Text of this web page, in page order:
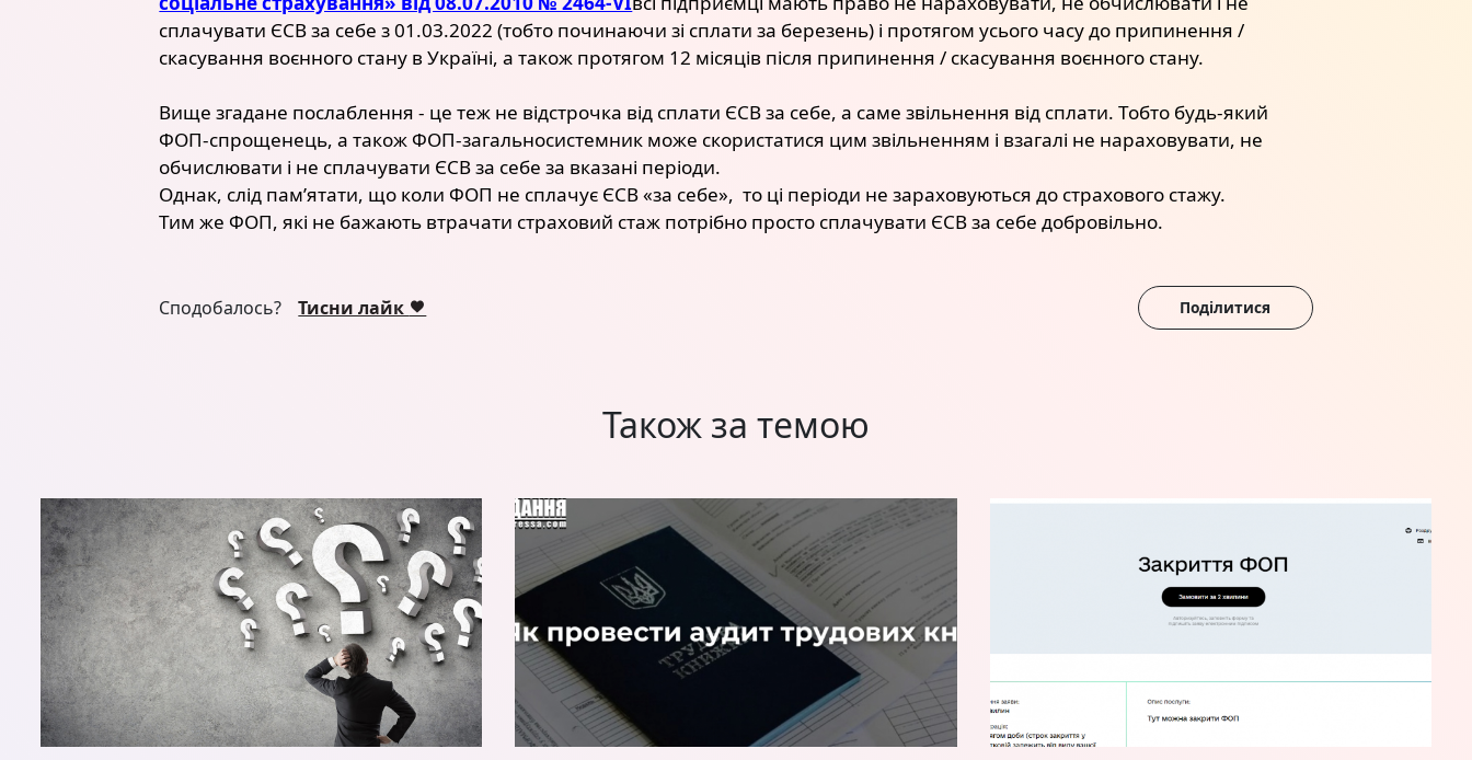
сплачувати ЄСВ за себе з 01.03.2022 (тобто починаючи зі сплати за березень) і протягом усього часу до припинення /
скасування воєнного стану в Україні, а також протягом 12 місяців після припинення / скасування воєнного стану.
Вище згадане послаблення - це теж не відстрочка від сплати ЄСВ за себе, а саме звільнення від сплати. Тобто будь-який
ФОП-спрощенець, а також ФОП-загальносистемник може скористатися цим звільненням і взагалі не нараховувати, не
обчислювати і не сплачувати ЄСВ за себе за вказані періоди.
Однак, слід пам’ятати, що коли ФОП не сплачує ЄСВ «за себе», то ці періоди не зараховуються до страхового стажу.
Тим же ФОП, які не бажають втрачати страховий стаж потрібно просто сплачувати ЄСВ за себе добровільно.
Сподобалось? Тисни лайк Поділитися
Також за темою